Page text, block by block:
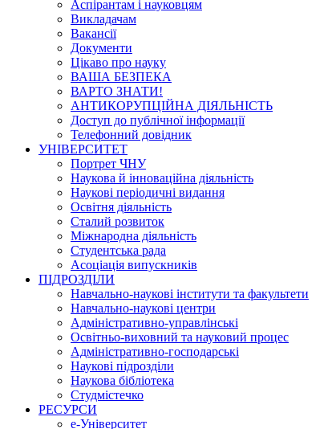
Аспірантам і науковцям
Викладачам
Вакансії
Документи
Цікаво про науку
ВАША БЕЗПЕКА
ВАРТО ЗНАТИ!
АНТИКОРУПЦІЙНА ДІЯЛЬНІСТЬ
Доступ до публічної інформації
Телефонний довідник
УНІВЕРСИТЕТ
Портрет ЧНУ
Наукова й інноваційна діяльність
Наукові періодичні видання
Освітня діяльність
Сталий розвиток
Міжнародна діяльність
Студентська рада
Асоціація випускників
ПІДРОЗДІЛИ
Навчально-наукові інститути та факультети
Навчально-наукові центри
Адміністративно-управлінські
Освітньо-виховний та науковий процес
Адміністративно-господарські
Наукові підрозділи
Наукова бібліотека
Студмістечко
РЕСУРСИ
е-Університет